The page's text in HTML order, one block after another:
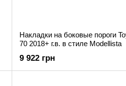
Накладки на боковые пороги
70 2018+ г.в. в стиле Modellista
9 922 грн